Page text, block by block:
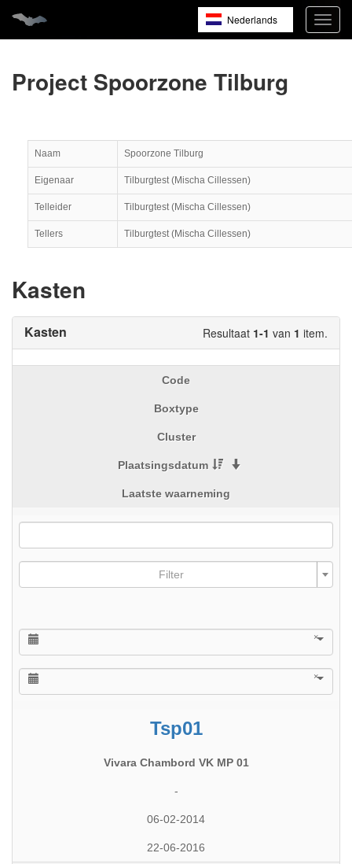
Nederlands
Project Spoorzone Tilburg
Naam Spoorzone Tilburg
Eigenaar Tilburgtest (Mischa Cillessen)
Telleider Tilburgtest (Mischa Cillessen)
Tellers Tilburgtest (Mischa Cillessen)
Kasten
Resultaat 1-1 van 1 item.
Kasten
Code
Boxtype
Cluster
Plaatsingsdatum
Laatste waarneming
Filter
×
×
Tsp01
Vivara Chambord VK MP 01
-
06-02-2014
22-06-2016